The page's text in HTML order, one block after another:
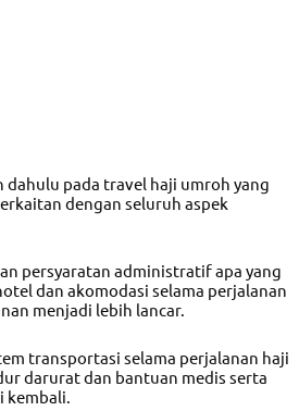
pada travel haji umroh yang
dengan seluruh aspek
persyaratan administratif apa yang
dan akomodasi selama perjalanan
menjadi lebih lancar.
transportasi selama perjalanan haji
darurat dan bantuan medis serta
kembali.